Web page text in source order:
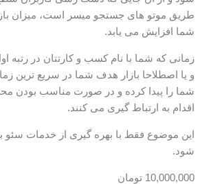
طریق موتو های جستجو میسر است، میزان
شما افزایش می یابد.
زمانی که شما با نام کسب و کارتتان در رتبه
و یا اصطلاحا بازار هدف شما در سریع ترین
شما را پیدا کرده و در صورت مناسب بودن
اقدام به ارتباط گیری می کنند.
این موضوع فقط با بهره گیری از خدمات
شود.
10,000,000 تومان